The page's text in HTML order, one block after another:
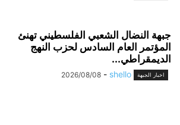
جبهة النضال الشعبي الفلسطيني تهنئ
المؤتمر العام السادس لحزب النهج
الديمقراطي...
اخبار الجبهة shello
-
2026/08/08